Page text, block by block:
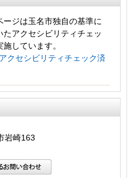
ージは玉名市独自の基準に
たアクセシビリティチェッ
施しています。
アクセシビリティチェック済
岩崎163